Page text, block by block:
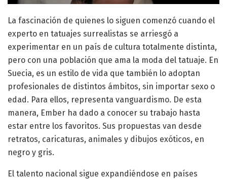
La fascinación de quienes lo siguen comenzó cuando el
experto en tatuajes surrealistas se arriesgó a
experimentar en un país de cultura totalmente distinta,
pero con una población que ama la moda del tatuaje. En
Suecia, es un estilo de vida que también lo adoptan
profesionales de distintos ámbitos, sin importar sexo o
edad. Para ellos, representa vanguardismo. De esta
manera, Ember ha dado a conocer su trabajo hasta
estar entre los favoritos. Sus propuestas van desde
retratos, caricaturas, animales y dibujos exóticos, en
negro y gris.
‌El talento nacional sigue expandiéndose en países